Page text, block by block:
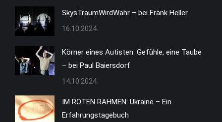
in
new
window
SkysTraumWirdWahr – bei Fränk Heller
16.10.2024.
Körner eines Autisten. Gefühle, eine Taube
– bei Paul Baiersdorf
14.10.2024.
IM ROTEN RAHMEN: Ukraine – Ein
Erfahrungstagebuch